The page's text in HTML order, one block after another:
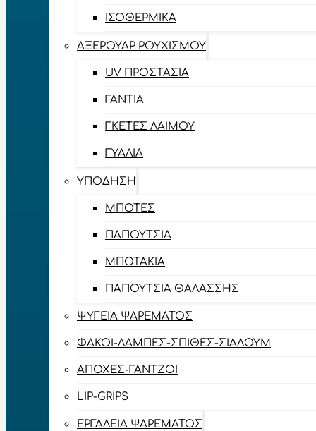
ΙΣΟΘΕΡΜΙΚΆ
ΑΞΕΡΟΥΆΡ ΡΟΥΧΙΣΜΟΎ
UV ΠΡΟΣΤΑΣΊΑ
ΓΆΝΤΙΑ
ΓΚΈΤΕΣ ΛΑΊΜΟΥ
ΓΥΑΛΙΆ
ΥΠΌΔΗΣΗ
ΜΠΌΤΕΣ
ΠΑΠΟΎΤΣΙΑ
ΜΠΟΤΆΚΙΑ
ΠΑΠΟΎΤΣΙΑ ΘΑΛΆΣΣΗΣ
ΨΥΓΕΊΑ ΨΑΡΈΜΑΤΟΣ
ΦΑΚΟΊ-ΛΆΜΠΕΣ-ΣΠΊΘΕΣ-ΣΊΑΛΟΥΜ
ΑΠΌΧΕΣ-ΓΆΝΤΖΟΙ
LIP-GRIPS
EΡΓΑΛΕΊΑ ΨΑΡΈΜΑΤΟΣ